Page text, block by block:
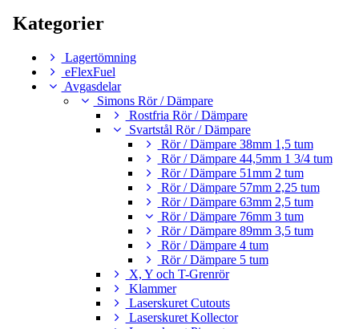
Kategorier
Lagertömning
eFlexFuel
Avgasdelar
Simons Rör / Dämpare
Rostfria Rör / Dämpare
Svartstål Rör / Dämpare
Rör / Dämpare 38mm 1,5 tum
Rör / Dämpare 44,5mm 1 3/4 tum
Rör / Dämpare 51mm 2 tum
Rör / Dämpare 57mm 2,25 tum
Rör / Dämpare 63mm 2,5 tum
Rör / Dämpare 76mm 3 tum
Rör / Dämpare 89mm 3,5 tum
Rör / Dämpare 4 tum
Rör / Dämpare 5 tum
X, Y och T-Grenrör
Klammer
Laserskuret Cutouts
Laserskuret Kollector